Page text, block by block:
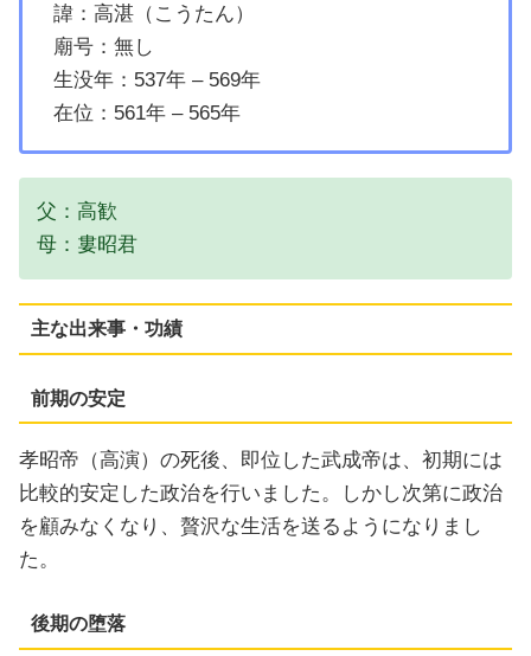
諱：高湛（こうたん）
廟号：無し
生没年：537年 – 569年
在位：561年 – 565年
父：高歓
母：婁昭君
主な出来事・功績
前期の安定
孝昭帝（高演）の死後、即位した武成帝は、初期には
比較的安定した政治を行いました。しかし次第に政治
を顧みなくなり、贅沢な生活を送るようになりまし
た。
後期の堕落